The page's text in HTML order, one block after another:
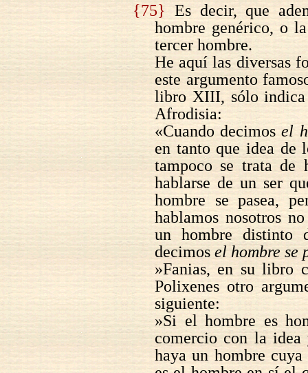
{75} Es decir, que
hombre genérico, o
tercer hombre.
He aquí las diversas
este argumento
libro XIII, sólo indica
Afrodisia:
«Cuando decimosel
en tanto que idea de
tampoco se trata de
hablarse de un ser
hombre se pasea,
hablamos nosotros
un hombre distinto
decimos el hombre se
»Fanias, en su libro
Polixenes otro
siguiente:
»Si el hombre es
comercio con la
haya un hombre